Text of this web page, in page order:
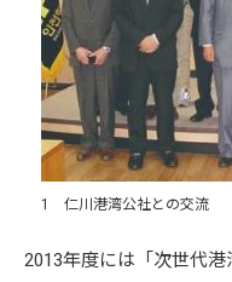
1 仁川港湾公社との交流
2013年度には「次世代